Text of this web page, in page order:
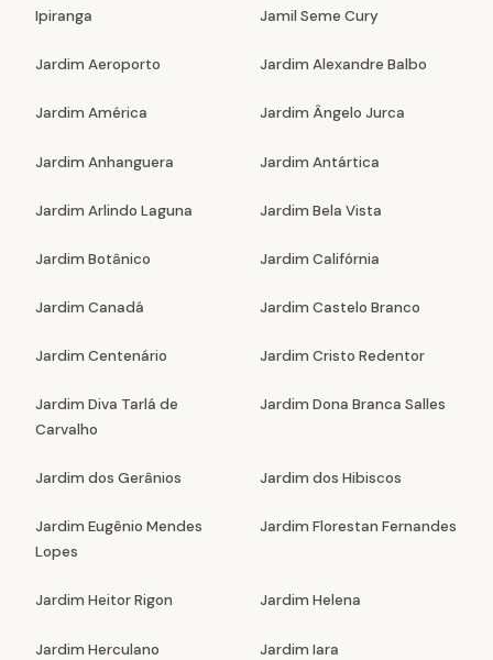
Ipiranga Jamil Seme Cury
Jardim Aeroporto Jardim Alexandre Balbo
Jardim América Jardim Ângelo Jurca
Jardim Anhanguera Jardim Antártica
Jardim Arlindo Laguna Jardim Bela Vista
Jardim Botânico Jardim Califórnia
Jardim Canadá Jardim Castelo Branco
Jardim Centenário Jardim Cristo Redentor
Jardim Diva Tarlá de
Carvalho
Jardim Dona Branca Salles
Jardim dos Gerânios Jardim dos Hibiscos
Jardim Eugênio Mendes
Lopes
Jardim Florestan Fernandes
Jardim Heitor Rigon Jardim Helena
Jardim Herculano
Jardim Iara